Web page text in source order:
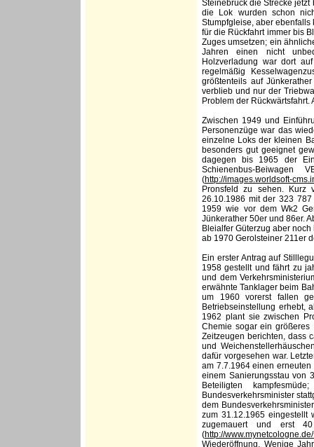
Steinebrück die Strecke
die Lok wurden schon
Stumpfgleise, aber
für die Rückfahrt immer bis
Zuges umsetzen; ein
Jahren einen nicht
Holzverladung war dort
regelmäßig
größtenteils auf
verblieb und nur der
Problem der
Zwischen 1949 und
Personenzüge war das
einzelne Loks der kleinen
besonders gut geeignet
dagegen bis 1965 der
Schienenbus-
(http://images.worldsoft-
Pronsfeld zu sehen. Kurz
26.10.1986 mit der 323
1959 wie vor dem Wk2
Jünkerather 50er und 86er.
Bleialfer Güterzug aber
ab 1970 Gerolsteiner 211er
Ein erster Antrag auf
1958 gestellt und fährt zu
und dem
erwähnte Tanklager beim
um 1960 vorerst fallen
Betriebseinstellung erhebt,
1962 plant sie zwischen
Chemie sogar ein größeres
Zeitzeugen berichten, dass
und
dafür vorgesehen war.
am 7.7.1964 einen
einem Sanierungsstau von
Beteiligten
Bundesverkehrsminister
dem
zum 31.12.1965 eingestellt
zugemauert und erst
(http://
Wiederöffnung. Wenige